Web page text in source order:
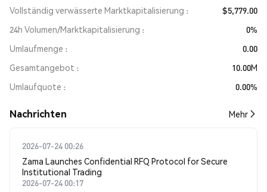
Vollständig verwässerte Marktkapitalisierung
$5,779.00
24h Volumen/Marktkapitalisierung
0%
Umlaufmenge
0.00
Gesamtangebot
10.00M
Umlaufquote
0.00%
Nachrichten Mehr
2026-07-24 00:26
Zama Launches Confidential RFQ Protocol for Secure
Institutional Trading
2026-07-24 00:17